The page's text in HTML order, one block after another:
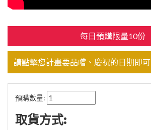
每日預購限量10份
請點擊您計畫要品嚐、慶祝的日期即可
預購數量:
取貨方式: